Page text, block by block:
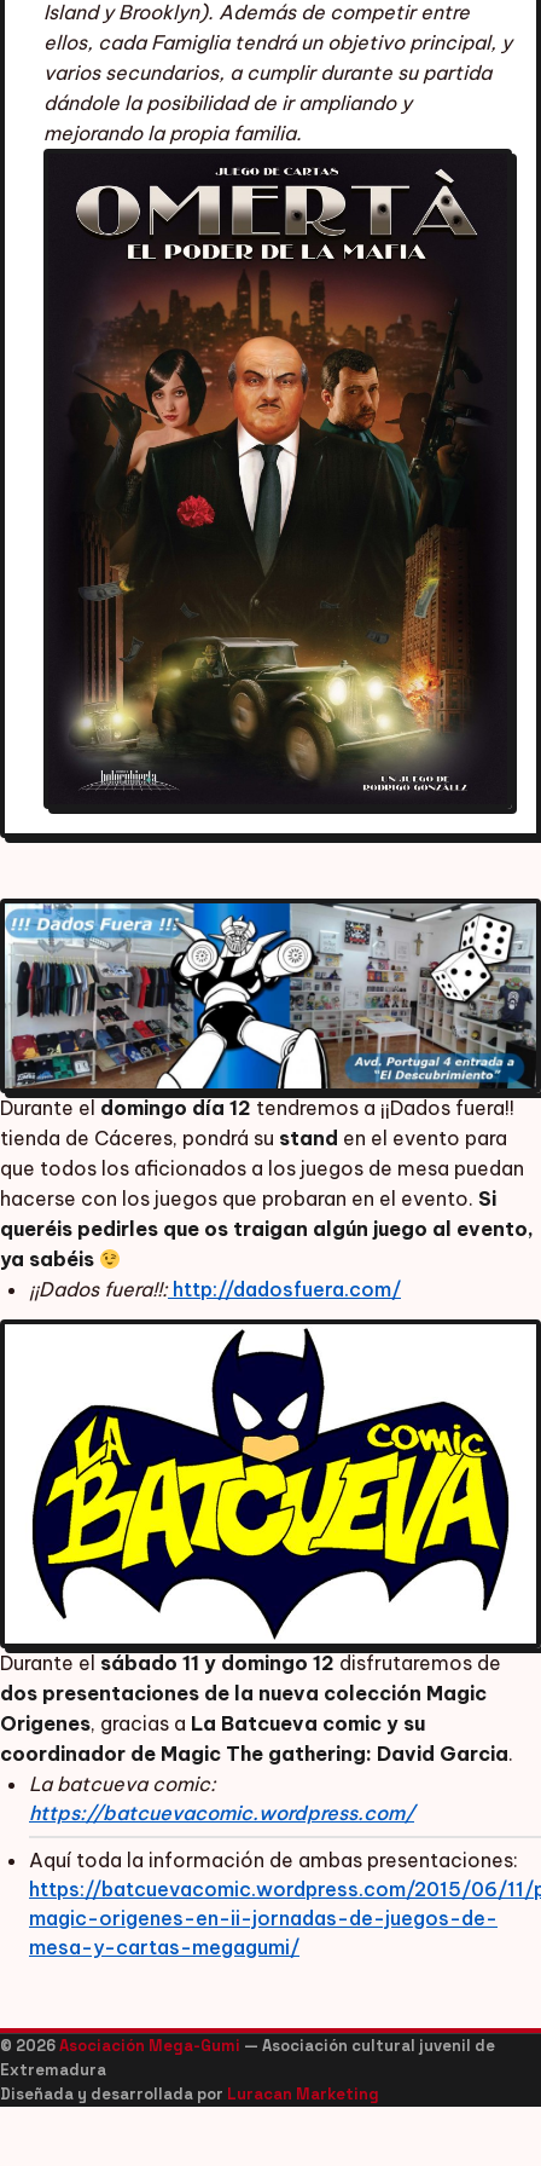
Island y Brooklyn). Además de competir entre
ellos, cada Famiglia tendrá un objetivo principal, y
varios secundarios, a cumplir durante su partida
dándole la posibilidad de ir ampliando y
mejorando la propia familia.
Durante el domingo día 12 tendremos a ¡¡Dados fuera!!
tienda de Cáceres, pondrá su stand en el evento para
que todos los aficionados a los juegos de mesa puedan
hacerse con los juegos que probaran en el evento. Si
queréis pedirles que os traigan algún juego al evento,
ya sabéis
¡¡Dados fuera!!:http://dadosfuera.com/
Durante el sábado 11 y domingo 12 disfrutaremos de
dos presentaciones de la nueva colección Magic
Origenes, gracias a La Batcueva comic y su
coordinador de Magic The gathering: David Garcia.
La batcueva comic:
https://batcuevacomic.wordpress.com/
Aquí toda la información de ambas presentaciones:
https://batcuevacomic.wordpress.com/2015/06/
magic-origenes-en-ii-jornadas-de-juegos-de-
mesa-y-cartas-megagumi/
© 2026Asociación Mega-Gumi — Asociación cultural juvenil de
Extremadura
Diseñada y desarrollada por Luracan Marketing